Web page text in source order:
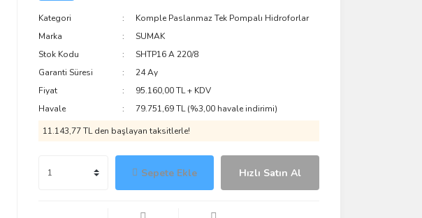
Kategori
Komple Paslanmaz Tek Pompalı Hidroforlar
Marka
SUMAK
Stok Kodu
SHTP16 A 220/8
Garanti Süresi
24 Ay
Fiyat
95.160,00 TL + KDV
Havale
79.751,69 TL (%3,00 havale indirimi)
11.143,77 TL den başlayan taksitlerle!
Sepete Ekle Hızlı Satın Al